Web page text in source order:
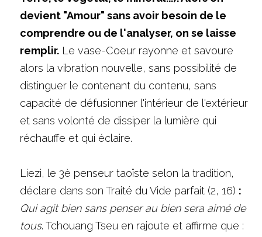
devient "Amour" sans avoir besoin de le
comprendre ou de l'analyser, on se laisse
remplir. Le vase-Coeur rayonne et savoure
alors la vibration nouvelle, sans possibilité de
distinguer le contenant du contenu, sans
capacité de défusionner l'intérieur de l'extérieur
et sans volonté de dissiper la lumière qui
réchauffe et qui éclaire.
Liezi, le 3è penseur taoïste selon la tradition,
déclare dans son Traité du Vide parfait (2, 16) :
Qui agit bien sans penser au bien sera aimé de
tous